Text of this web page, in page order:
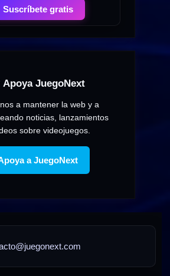
Suscríbete gratis
Apoya JuegoNext
a mantener la web y a
noticias, lanzamientos
sobre videojuegos.
a JuegoNext